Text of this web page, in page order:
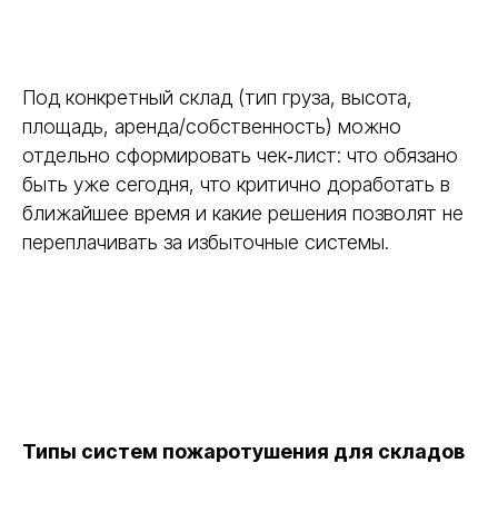
Под конкретный склад (тип груза, высота,
площадь, аренда/собственность) можно
отдельно сформировать чек‑лист: что обязано
быть уже сегодня, что критично доработать в
ближайшее время и какие решения позволят не
переплачивать за избыточные системы.
Типы систем пожаротушения для складов